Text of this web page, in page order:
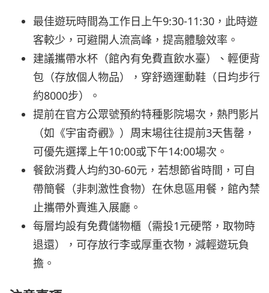
最佳遊玩時間為工作日上午9:30-11:30，此時遊
客較少，可避開人流高峰，提高體驗效率。
建議攜帶水杯（館內有免費直飲水臺）、輕便背
包（存放個人物品），穿舒適運動鞋（日均步行
約8000步）。
提前在官方公眾號預約特種影院場次，熱門影片
（如《宇宙奇觀》）周末場往往提前3天售罄，
可優先選擇上午10:00或下午14:00場次。
餐飲消費人均約30-60元，若想節省時間，可自
帶簡餐（非刺激性食物）在休息區用餐，館內禁
止攜帶外賣進入展廳。
每層均設有免費儲物櫃（需投1元硬幣，取物時
退還），可存放行李或厚重衣物，減輕遊玩負
擔。